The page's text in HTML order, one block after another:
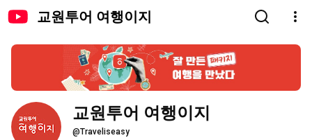
교원투어 여행이지
교원투어 여행이지
@Traveliseasy